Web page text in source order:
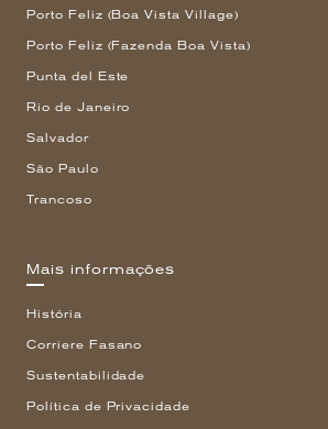
Porto Feliz (Boa Vista Village)
Porto Feliz (Fazenda Boa Vista)
Punta del Este
Rio de Janeiro
Salvador
São Paulo
Trancoso
Mais informações
História
Corriere Fasano
Sustentabilidade
Política de Privacidade